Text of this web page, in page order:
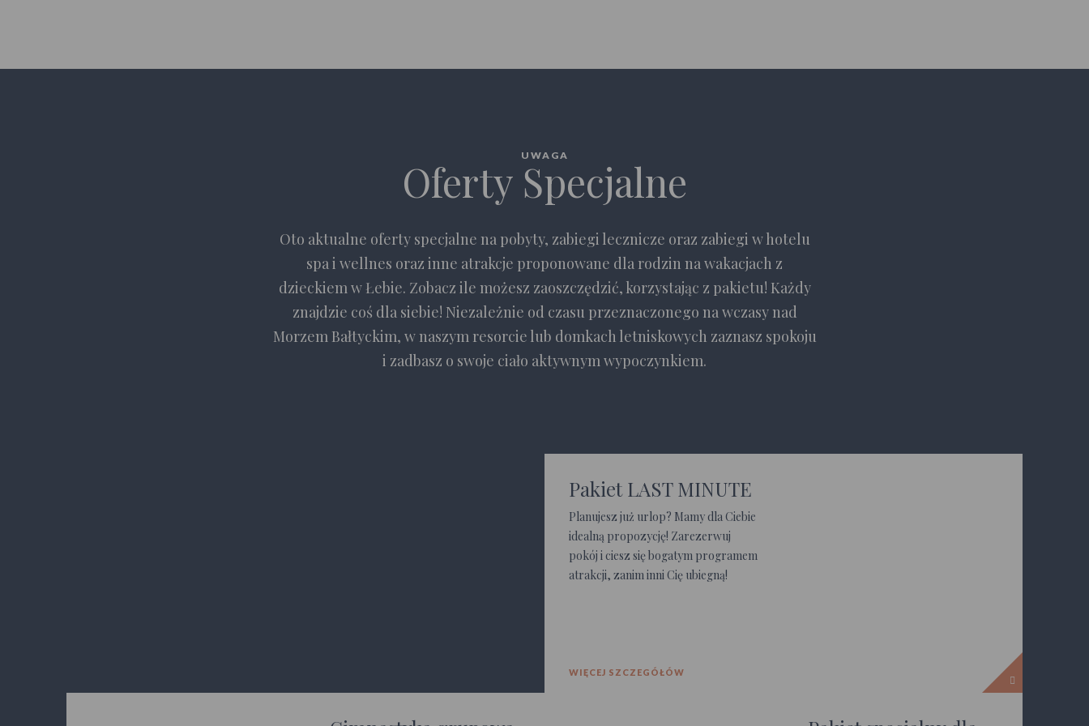
UWAGA
Oferty Specjalne
Oto aktualne oferty specjalne na pobyty, zabiegi lecznicze oraz zabiegi w hotelu
spa i wellnes oraz inne atrakcje proponowane dla rodzin na wakacjach z
dzieckiem w Łebie. Zobacz ile możesz zaoszczędzić, korzystając z pakietu! Każdy
znajdzie coś dla siebie! Niezależnie od czasu przeznaczonego na wczasy nad
Morzem Bałtyckim, w naszym resorcie lub domkach letniskowych zaznasz spokoju
i zadbasz o swoje ciało aktywnym wypoczynkiem.
Pakiet LAST MINUTE
Planujesz już urlop? Mamy dla Ciebie
idealną propozycję! Zarezerwuj
pokój i ciesz się bogatym programem
atrakcji, zanim inni Cię ubiegną!
WIĘCEJ SZCZEGÓŁÓW